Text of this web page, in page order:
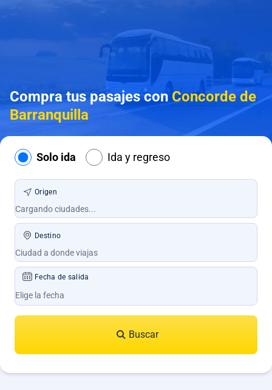
Compra tus pasajes con Concorde de
Barranquilla
Solo ida Ida y regreso
Origen
Destino
Fecha de salida
Buscar